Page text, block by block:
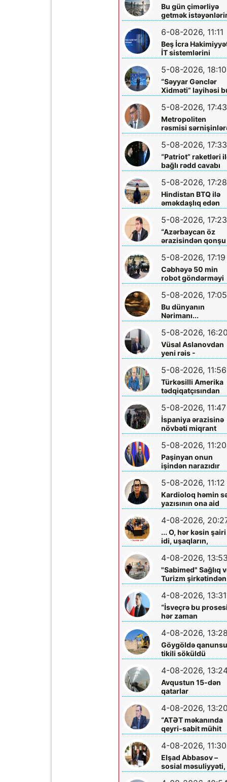
Bu gün çimərliyə
getmək
diqqətinə!
6-08-2026, 11:11
Beş İcra
İT sistemlərini
“Hökumət
buludu”na köçürdü
5-08-2026, 18:10
“Səyyar Gənclər
Xidməti” layihəsi
dəfə
5-08-2026, 17:43
Metropoliten
rəsmisi
çıxış yolu göstərdi
5-08-2026, 17:33
“Patriot” raketləri
bağlı rədd cavabı
aldı
5-08-2026, 17:28
Hindistan BTQ ilə
əməkdaşlıq edən
hüquq
təhdid edib
5-08-2026, 17:23
“Azərbaycan öz
ərazisindən qonşu
ölkəyə qarşı
olunmasına icazə
verməz”
5-08-2026, 17:19
Cəbhəyə 50 min
robot göndərməyi
planlaşdırırlar
5-08-2026, 17:05
Bu dünyanın
Nərimanı...
5-08-2026, 16:20
Vüsal Aslanovdan
yeni rəis -
Təyinatları
5-08-2026, 11:56
Türkəsilli Amerika
tədqiqatçısından
Talebinə -
Vardanyanla bağlı
çağırış
5-08-2026, 11:47
İspaniya ərazisinə
növbəti miqrant
axını gözlənilir?
5-08-2026, 11:20
Paşinyan onun
işindən narazıdır
5-08-2026, 11:12
Kardioloq həmin
yazısının ona aid
olmadığını -
Açıqladı
4-08-2026,
... O, hər kəsin şairi
idi, uşaqların,
gənclərin,
böyüklərin qəlbinə
yol tapan incə
söz sərrafı idi...
4-08-2026, 13:53
"Sabimed" Sağlıq
Turizm şirkətindən
növbəti xeyirxah
addım – Türkiyədə
müalicə alan
körpəyə hərtərəfli
dəstək
4-08-2026, 13:31
“İsveçrə bu prosesi
hər zaman
dəstəkləməyə
hazırdır”
4-08-2026, 13:28
Göygöldə
tikili söküldü
4-08-2026,
Avqustun 15-dən
qatarlar
“Nizami”-“28 May”
arasında
işləməyəcək
4-08-2026, 13:20
“ATƏT məkanında
qeyri-sabit mühit
hökm sürür”
4-08-2026, 11:30
Elşad Abbasov –
sosial məsuliyyəti,
xeyriyyəçiliyi və